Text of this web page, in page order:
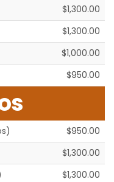
$1,300.00
$1,300.00
$1,000.00
$950.00
$950.00
$1,300.00
$1,300.00